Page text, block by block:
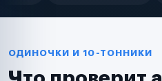
Таксопарки
Автодилеры
ОДИНОЧКИ И 10-ТОННИКИ